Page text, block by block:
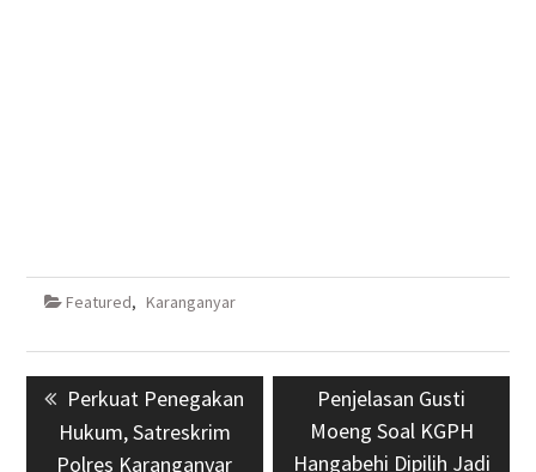
Featured, Karanganyar
Navigasi
pos Previous
post:
Perkuat Penegakan
Hukum, Satreskrim
Polres Karanganyar
Next
post:
Penjelasan Gusti
Moeng Soal KGPH
Hangabehi Dipilih Jadi